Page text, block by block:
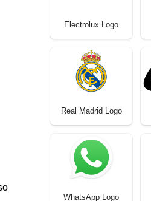
Electrolux Logo
Real Madrid Logo
WhatsApp Logo